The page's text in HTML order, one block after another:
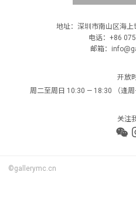
地址：深圳市南山区海
电话：+86
邮箱：
开放
周二至周日 10:30 — 18:30 （逢周
关注
©gallerymc.cn